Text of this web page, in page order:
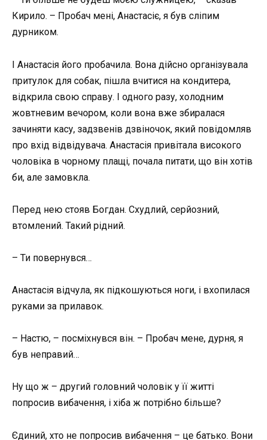
Кирило. – Пробач мені, Анастасіє, я був сліпим
дурником.
І Анастасія його пробачила. Вона дійсно організувала
притулок для собак, пішла вчитися на кондитера,
відкрила свою справу. І одного разу, холодним
жовтневим вечором, коли вона вже збиралася
зачиняти касу, задзвенів дзвіночок, який повідомляв
про вхід відвідувача. Анастасія привітала високого
чоловіка в чорному плащі, почала питати, що він хотів
би, але замовкла.
Перед нею стояв Богдан. Схудлий, серйозний,
втомлений. Такий рідний.
– Ти повернувся…
Анастасія відчула, як підкошуються ноги, і вхопилася
руками за прилавок.
– Настю, – посміхнувся він. – Пробач мене, дурня, я
був неправий…
Ну що ж – другий головний чоловік у її житті
попросив вибачення, і хіба ж потрібно більше?
Єдиний, хто не попросив вибачення – це батько. Вони